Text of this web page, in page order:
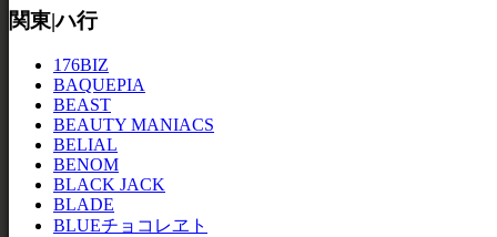
関東|ハ行
176BIZ
BAQUEPIA
BEAST
BEAUTY MANIACS
BELIAL
BENOM
BLACK JACK
BLADE
BLUEチョコレヱト